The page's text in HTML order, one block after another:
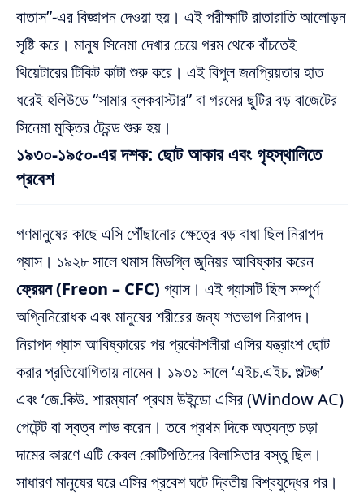
বাতাস”-এর বিজ্ঞাপন দেওয়া হয়। এই পরীক্ষাটি রাতারাতি আলোড়ন
সৃষ্টি করে। মানুষ সিনেমা দেখার চেয়ে গরম থেকে বাঁচতেই
থিয়েটারের টিকিট কাটা শুরু করে। এই বিপুল জনপ্রিয়তার হাত
ধরেই হলিউডে “সামার ব্লকবাস্টার” বা গরমের ছুটির বড় বাজেটের
সিনেমা মুক্তির ট্রেন্ড শুরু হয়।
১৯৩০-১৯৫০-এর দশক: ছোট আকার এবং গৃহস্থালিতে
প্রবেশ
গণমানুষের কাছে এসি পৌঁছানোর ক্ষেত্রে বড় বাধা ছিল নিরাপদ
গ্যাস। ১৯২৮ সালে থমাস মিডগ্লি জুনিয়র আবিষ্কার করেন
ফ্রেয়ন (Freon – CFC) গ্যাস। এই গ্যাসটি ছিল সম্পূর্ণ
অগ্নিনিরোধক এবং মানুষের শরীরের জন্য শতভাগ নিরাপদ।
নিরাপদ গ্যাস আবিষ্কারের পর প্রকৌশলীরা এসির যন্ত্রাংশ ছোট
করার প্রতিযোগিতায় নামেন। ১৯৩১ সালে ‘এইচ.এইচ. শুল্টজ’
এবং ‘জে.কিউ. শারম্যান’ প্রথম উইন্ডো এসির (Window AC)
পেটেন্ট বা স্বত্ব লাভ করেন। তবে প্রথম দিকে অত্যন্ত চড়া
দামের কারণে এটি কেবল কোটিপতিদের বিলাসিতার বস্তু ছিল।
সাধারণ মানুষের ঘরে এসির প্রবেশ ঘটে দ্বিতীয় বিশ্বযুদ্ধের পর।